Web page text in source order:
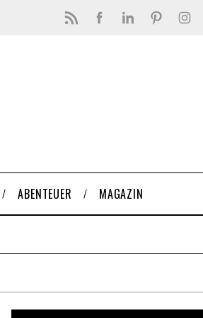
ABENTEUER MAGAZIN